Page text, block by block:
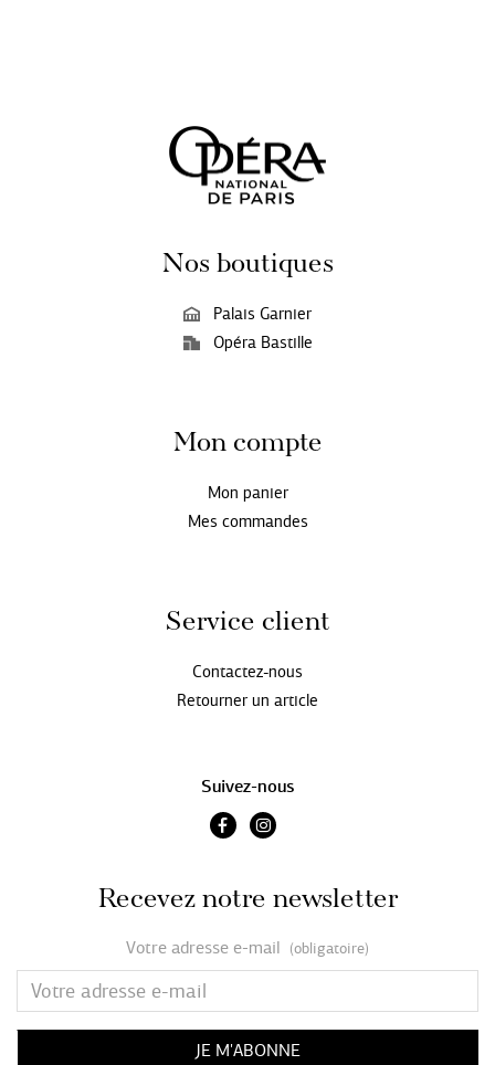
Nos boutiques
Palais Garnier
Opéra Bastille
Mon compte
Mon panier
Mes commandes
Service client
Contactez-nous
Retourner un article
Suivez-nous
Recevez notre newsletter
Votre adresse e-mail (obligatoire)